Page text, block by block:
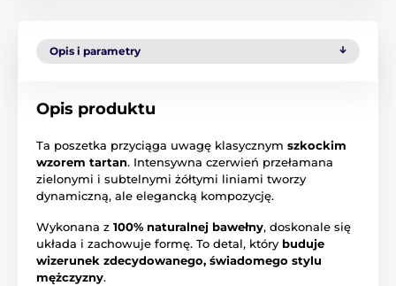
Opis i parametry
Opis produktu
Ta poszetka przyciąga uwagę klasycznym szkockim
wzorem tartan. Intensywna czerwień przełamana
zielonymi i subtelnymi żółtymi liniami tworzy
dynamiczną, ale elegancką kompozycję.
Wykonana z 100% naturalnej bawełny, doskonale się
układa i zachowuje formę. To detal, który buduje
wizerunek zdecydowanego, świadomego stylu
mężczyzny.